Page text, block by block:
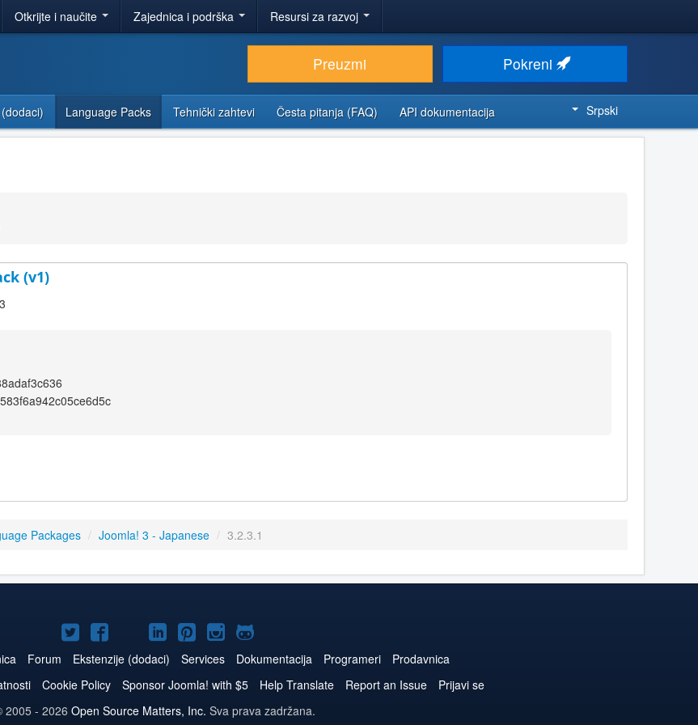
Otkrijte i naučite Zajednica i podrška Resursi za razvoj
Preuzmi Pokreni
Language Packs Tehnički zahtevi Česta pitanja (FAQ) API dokumentacija Srpski
(v1)
Packages / Joomla! 3 - Japanese / 3.2.3.1
Joomla!
na
Twitteru
Joomla!
na
Facebooku
Joomla!
na
YouTube
Joomla!
naLinkedIn
Joomla!
na
Pinterest
Joomla!
na
Instagram
Joomla!
na
GitHub
Forum Ekstenzije (dodaci) Services Dokumentacija Programeri
Prodavnica
Cookie Policy Sponsor Joomla! with $5 Help Translate Report an Issue
Prijavi se
2005 - 2026 Open Source Matters, Inc. Sva prava zadržana.